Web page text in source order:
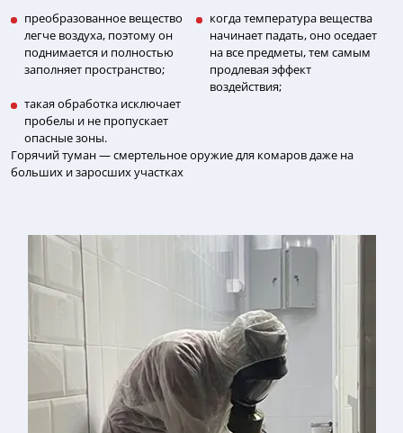
преобразованное вещество
легче воздуха, поэтому он
поднимается и полностью
заполняет пространство;
когда температура вещества
начинает падать, оно оседает
на все предметы, тем самым
продлевая эффект
воздействия;
такая обработка исключает
пробелы и не пропускает
опасные зоны.
Горячий туман — смертельное оружие для комаров даже на
больших и заросших участках